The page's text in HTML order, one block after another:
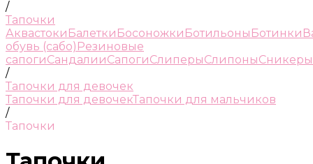
/
Тапочки
Аквастоки Балетки Босоножки Ботильоны Ботинки
обувь (сабо) Резиновые
сапогиСандалииСапогиСлиперыСлипоныСникеры
/
Тапочки для девочек
Тапочки для девочекТапочки для мальчиков
/
Тапочки